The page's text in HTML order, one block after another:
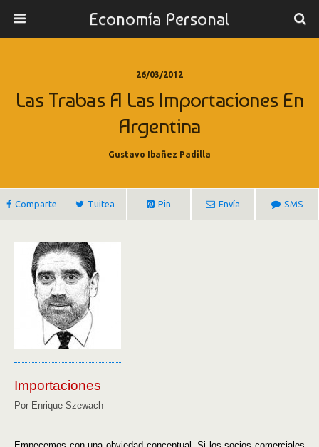
Economía Personal
26/03/2012
Las Trabas A Las Importaciones En
Argentina
Gustavo Ibañez Padilla
Comparte Tuitea Pin Envía SMS
Importaciones
Por Enrique Szewach